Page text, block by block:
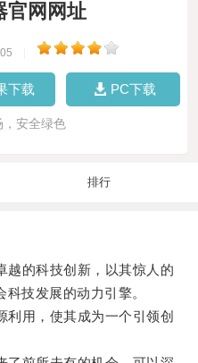
官网网址
下载 PC下载
，安全绿色
排行
的科技创新，以其惊人的
技发展的动力引擎。
用，使其成为一个引领创